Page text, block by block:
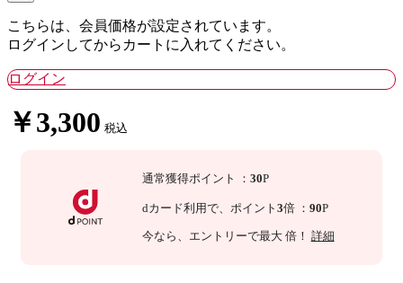
こちらは、会員価格が設定されています。
ログインしてからカートに入れてください。
ログイン
￥3,300 税込
通常獲得ポイント ： 30P
dカード利用で、 ポイント 3倍 ： 90P
今なら 、エントリーで最大 倍！ 詳細